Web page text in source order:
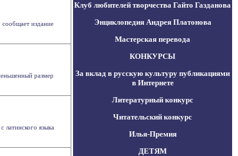
издание
размер
латинского языка
Клуб любителей творчества Гайто Газданова
Энциклопедия Андрея Платонова
Мастерская перевода
КОНКУРСЫ
За вклад в русскую культуру публикациями
в Интернете
Литературный конкурс
Читательский конкурс
Илья-Премия
ДЕТЯМ